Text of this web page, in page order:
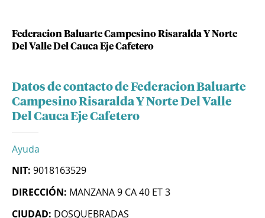
Federacion Baluarte Campesino Risaralda Y Norte
Del Valle Del Cauca Eje Cafetero
Datos de contacto de Federacion Baluarte
Campesino Risaralda Y Norte Del Valle
Del Cauca Eje Cafetero
Ayuda
NIT: 9018163529
DIRECCIÓN: MANZANA 9 CA 40 ET 3
CIUDAD: DOSQUEBRADAS